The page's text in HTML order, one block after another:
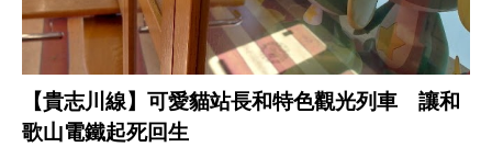
【貴志川線】可愛貓站長和特色觀光列車 讓和
歌山電鐵起死回生